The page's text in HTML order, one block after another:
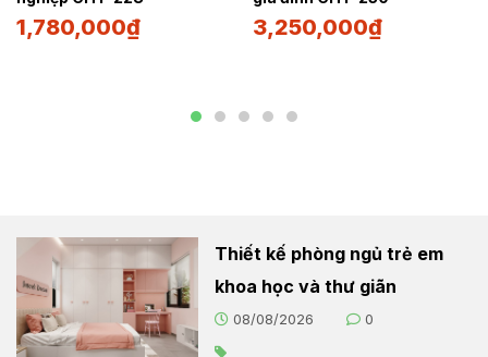
1,780,000₫ 3,250,000₫
Thiết kế phòng ngủ trẻ em
khoa học và thư giãn
08/08/2026 0